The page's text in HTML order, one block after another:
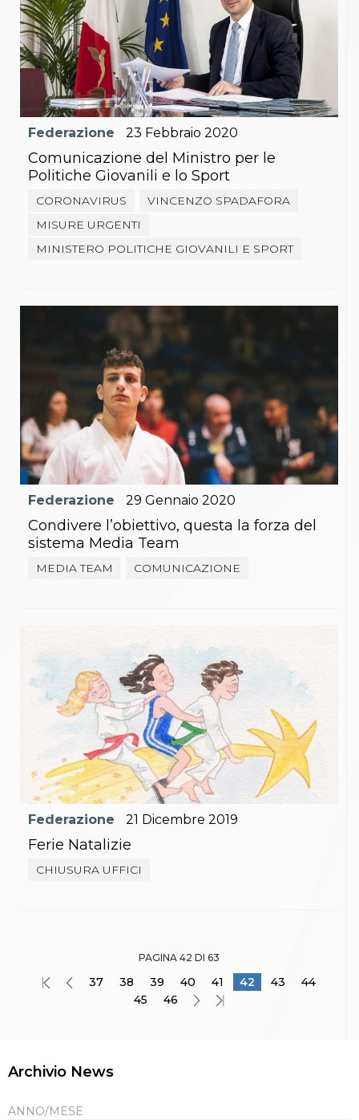
Federazione 23 Febbraio 2020
Comunicazione del Ministro per le
Politiche Giovanili e lo Sport
CORONAVIRUS
VINCENZO SPADAFORA
MISURE URGENTI
MINISTERO POLITICHE GIOVANILI E SPORT
Federazione 29 Gennaio 2020
Condivere l’obiettivo, questa la forza del
sistema Media Team
MEDIA TEAM COMUNICAZIONE
Federazione 21 Dicembre 2019
Ferie Natalizie
CHIUSURA UFFICI
PAGINA 42 DI 63
37 38 39 40 41 42 43
44
45
46
Archivio News
ANNO/MESE